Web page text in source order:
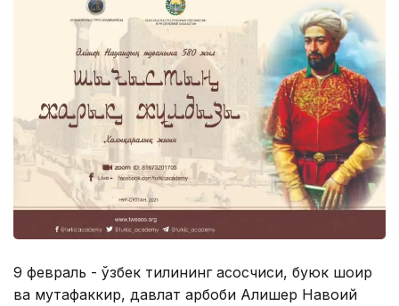
9 февраль - ўзбек тилининг асосчиси, буюк шоир
ва мутафаккир, давлат арбоби Алишер Навоий